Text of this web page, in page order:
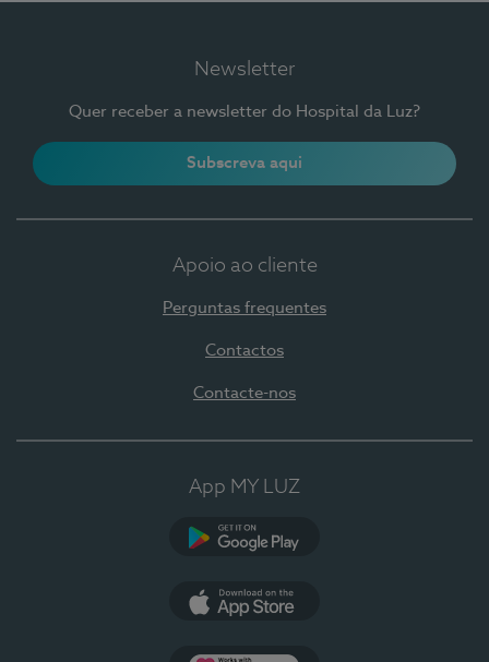
Newsletter
Quer receber a newsletter do Hospital da Luz?
Subscreva aqui
Apoio ao cliente
Perguntas frequentes
Contactos
Contacte-nos
App MY LUZ